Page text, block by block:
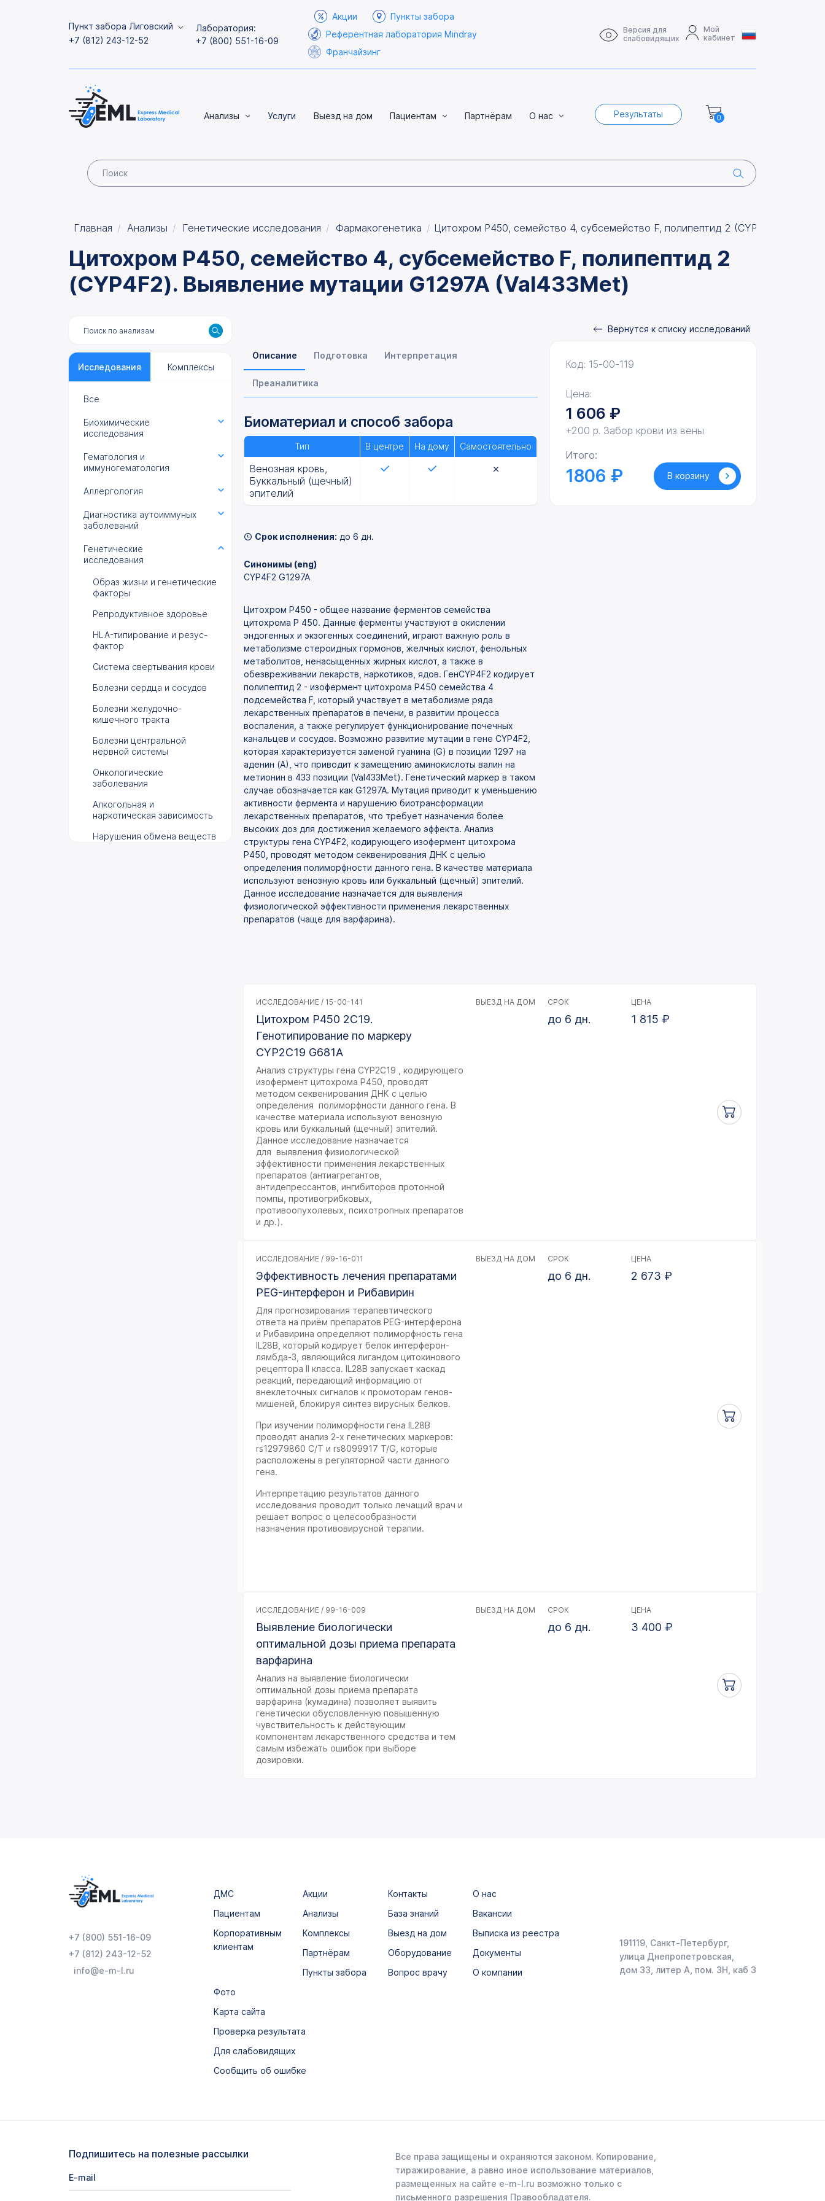
Пункт забора Лиговский
+7 (812) 243-12-52
Лаборатория:
+7 (800) 551-16-09
Акции
Пункты забора
Референтная лаборатория Mindray
Франчайзинг
Версия для
слабовидящих
Мой
кабинет
Анализы Услуги Выезд на дом Пациентам Партнёрам О нас Результаты 0
Главная Анализы Генетические исследования Фармакогенетика Цитохром P450, семейство 4, субсемейство F, полипептид 2 (CYP4F2).
Цитохром P450, семейство 4, субсемейство F, полипептид 2
(CYP4F2). Выявление мутации G1297A (Val433Met)
Вернутся к списку исследований
Описание Подготовка Интерпретация
Преаналитика
Биоматериал и способ забора
Тип В центре На дому Самостоятельно
Венозная кровь,
Буккальный (щечный)
эпителий
Срок исполнения: до 6 дн.
Синонимы (eng)
CYP4F2 G1297A
Цитохром P450 - общее название ферментов семейства
цитохрома Р 450. Данные ферменты участвуют в окислении
эндогенных и экзогенных соединений, играют важную роль в
метаболизме стероидных гормонов, желчных кислот, фенольных
метаболитов, ненасыщенных жирных кислот, а также в
обезвреживании лекарств, наркотиков, ядов. ГенCYP4F2 кодирует
полипептид 2 - изофермент цитохрома P450 семейства 4
подсемейства F, который участвует в метаболизме ряда
лекарственных препаратов в печени, в развитии процесса
воспаления, а также регулирует функционирование почечных
канальцев и сосудов. Возможно развитие мутации в гене CYP4F2,
которая характеризуется заменой гуанина (G) в позиции 1297 на
аденин (А), что приводит к замещению аминокислоты валин на
метионин в 433 позиции (Val433Met). Генетический маркер в таком
случае обозначается как G1297A. Мутация приводит к уменьшению
активности фермента и нарушению биотрансформации
лекарственных препаратов, что требует назначения более
высоких доз для достижения желаемого эффекта. Анализ
структуры гена CYP4F2, кодирующего изофермент цитохрома
Р450, проводят методом секвенирования ДНК с целью
определения полиморфности данного гена. В качестве материала
используют венозную кровь или буккальный (щечный) эпителий.
Данное исследование назначается для выявления
физиологической эффективности применения лекарственных
препаратов (чаще для варфарина).
Код: 15-00-119
Цена:
1 606 ₽
+200 р. Забор крови из вены
Итого:
1806 ₽ В корзину
ИССЛЕДОВАНИЕ / 15-00-141
Цитохром P450 2C19.
Генотипирование по маркеру
CYP2C19 G681A
Анализ структуры гена CYP2C19 , кодирующего
изофермент цитохрома Р450, проводят
методом секвенирования ДНК с целью
определения полиморфности данного гена. В
качестве материала используют венозную
кровь или буккальный (щечный) эпителий.
Данное исследование назначается
для выявления физиологической
эффективности применения лекарственных
препаратов (антиагрегантов,
антидепрессантов, ингибиторов протонной
помпы, противогрибковых,
противоопухолевых, психотропных препаратов
и др.).
ВЫЕЗД НА ДОМ СРОК
до 6 дн.
ЦЕНА
1 815 ₽
ИССЛЕДОВАНИЕ / 99-16-011
Эффективность лечения препаратами
PEG-интерферон и Рибавирин
Для прогнозирования терапевтического
ответа на приём препаратов PEG-интерферона
и Рибавирина определяют полиморфность гена
IL28B, который кодирует белок интерферон-
лямбда-3, являющийся лигандом цитокинового
рецептора II класса. IL28B запускает каскад
реакций, передающий информацию от
внеклеточных сигналов к промоторам генов-
мишеней, блокируя синтез вирусных белков.
При изучении полиморфности гена IL28B
проводят анализ 2-х генетических маркеров:
rs12979860 C/T и rs8099917 T/G, которые
расположены в регуляторной части данного
гена.
Интерпретацию результатов данного
исследования проводит только лечащий врач и
решает вопрос о целесообразности
назначения противовирусной терапии.
ВЫЕЗД НА ДОМ СРОК
до 6 дн.
ЦЕНА
2 673 ₽
ИССЛЕДОВАНИЕ / 99-16-009
Выявление биологически
оптимальной дозы приема препарата
варфарина
Анализ на выявление биологически
оптимальной дозы приема препарата
варфарина (кумадина) позволяет выявить
генетически обусловленную повышенную
чувствительность к действующим
компонентам лекарственного средства и тем
самым избежать ошибок при выборе
дозировки.
ВЫЕЗД НА ДОМ СРОК
до 6 дн.
ЦЕНА
3 400 ₽
Исследования Комплексы
Все
Биохимические
исследования
Гематология и
иммуногематология
Аллергология
Диагностика аутоиммуных
заболеваний
Генетические
исследования
Образ жизни и генетические
факторы
Репродуктивное здоровье
HLA-типирование и резус-
фактор
Система свертывания крови
Болезни сердца и сосудов
Болезни желудочно-
кишечного тракта
Болезни центральной
нервной системы
Онкологические
заболевания
Алкогольная и
наркотическая зависимость
Нарушения обмена веществ
+7 (800) 551-16-09
+7 (812) 243-12-52
info@e-m-l.ru
ДМС
Пациентам
Корпоративным
клиентам
Акции
Анализы
Комплексы
Партнёрам
Пункты забора
Контакты
База знаний
Выезд на дом
Оборудование
Вопрос врачу
О нас
Вакансии
Выписка из реестра
Документы
О компании
Фото
Карта сайта
Проверка результата
Для слабовидящих
Сообщить об ошибке
191119, Санкт-Петербург,
улица Днепропетровская,
дом 33, литер А, пом. 3Н, каб 3
Подпишитесь на полезные рассылки
Все права защищены и охраняются законом. Копирование,
тиражирование, а равно иное использование материалов,
размещенных на сайте e-m-l.ru возможно только с
письменного разрешения Правообладателя.